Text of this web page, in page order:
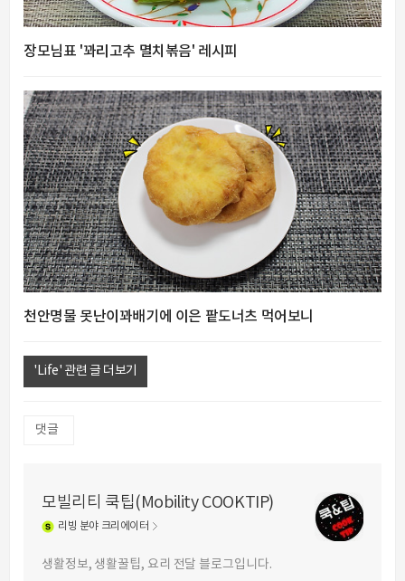
장모님표 '꽈리고추 멸치볶음' 레시피
천안명물 못난이꽈배기에 이은 팥도너츠 먹어보니
'Life' 관련 글 더보기
댓글
모빌리티 쿡팁(Mobility COOKTIP)
리빙 분야 크리에이터
생활정보, 생활꿀팁, 요리 전달 블로그입니다.